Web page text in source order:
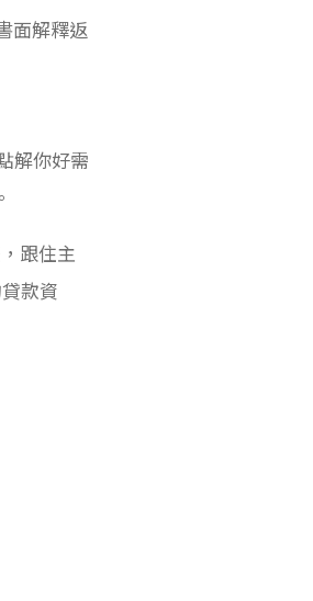
面解釋返
解你好需
跟住主
款資